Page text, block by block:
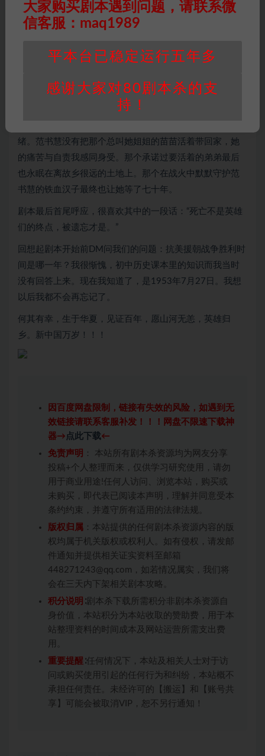
这个剧本的阅读量在盒装剧本中算是比较大的。作为一个
情感本，虽然没有演绎，但光是文字就足以让我泪流满
剧本前期以小花灵的视角展开故事，构建了一个革命先烈
只要还有人记得他们，他们就永恒存在！
中期我仿佛经历了一场真实的战争，战士们吃不饱穿不
绪。范书慧没有把那个总叫她姐姐的苗苗活着带回家，她
的痛苦与自责我感同身受。那个承诺过要活着的弟弟最后
也永眠在离故乡很远的土地上。那个在战火中默默守护范
书慧的铁血汉子最终也让她等了七十年。
剧本最后首尾呼应，很喜欢其中的一段话：“死亡不是英雄
们的终点，被遗忘才是。”
回想起剧本开始前DM问我们的问题：抗美援朝战争胜利时
间是哪一年？我很惭愧，初中历史课本里的知识而我当时
没有回答上来。现在我知道了，是1953年7月27日。我想
以后我都不会再忘记了。
何其有幸，生于华夏，见证百年，愿山河无恙，英雄归
乡。新中国万岁！！！
因百度网盘限制，链接有失效的风险，如遇到无
效链接请联系客服补发！！！网盘不限速下载神
器→ 点此下载←
免责声明 ： 本站所有剧本杀资源均为网友分享
投稿+个人整理而来，仅供学习研究使用，请勿
用于商业用途!任何人访问、浏览本站，购买或
未购买，即代表已阅读本声明，理解并同意受本
条约约束，并遵守所有适用的法律法规。
版权归属 ：本站提供的任何剧本杀资源内容的版
权均属于机关版权或权利人。如有侵权，请发邮
件通知并提供相关证实资料至邮箱
448271243@qq.com，如若情况属实，我们将
会在三天内下架相关剧本攻略。
积分说明 ∶剧本杀下载所需积分非剧本杀资源自
身价值，本站积分为本站收取的赞助费，用于本
站整理资料的时间成本及网站运营所需支出费
用。
重要提醒 ∶任何情况下，本站及相关人士对于访
问或购买使用引起的任何行为和纠纷，本站概不
承担任何责任。未经许可的【搬运】和【账号共
享】可能会被取消VIP，恕不另行通知！
大家购买剧本遇到问题，请联系微
信客服：maq1989
平本台已稳定运行五年多
感谢大家对80剧本杀的支
持！